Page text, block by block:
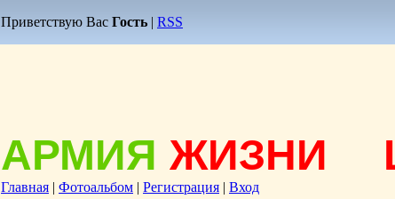
Приветствую Вас Гость | RSS
АРМИЯ ЖИЗНИ
Главная | Фотоальбом | Регистрация | Вход